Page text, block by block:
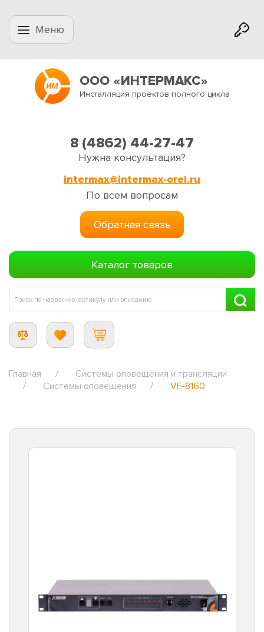
Меню
ООО «ИНТЕРМАКС»
Инсталляция проектов полного цикла
8 (4862) 44-27-47
Нужна консультация?
intermax@intermax-orel.ru
По всем вопросам
Обратная связь
Каталог товаров
Главная
Системы оповещения и трансляции
Системы оповещения
VF-8160